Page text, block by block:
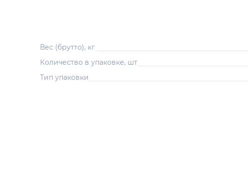
Вес (брутто), кг
Количество в упаковке, шт
Тип упаковки